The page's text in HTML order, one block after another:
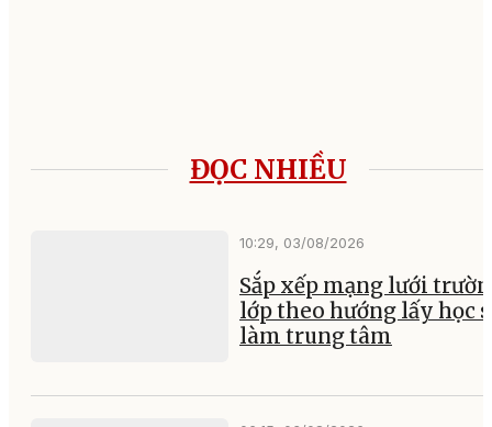
ĐỌC NHIỀU
10:29, 03/08/2026
Sắp xếp mạng lưới
lớp theo hướng lấy học
làm trung tâm